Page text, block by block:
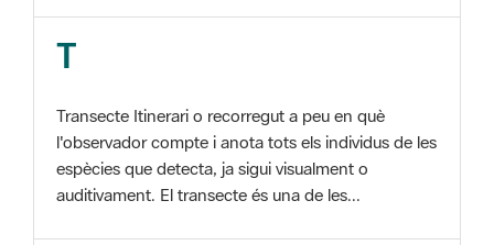
auditivament. El transecte és una de les...
V